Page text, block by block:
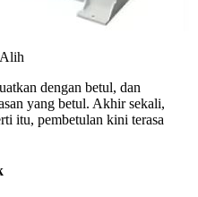
dengan betul, dan
yang betul. Akhir sekali,
itu, pembetulan kini terasa